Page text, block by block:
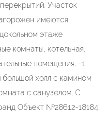
Участок
имеются
этаже
комнаты, котельная,
помещения. -1
холл с камином
с санузелом. С
Объект №28612-18184.